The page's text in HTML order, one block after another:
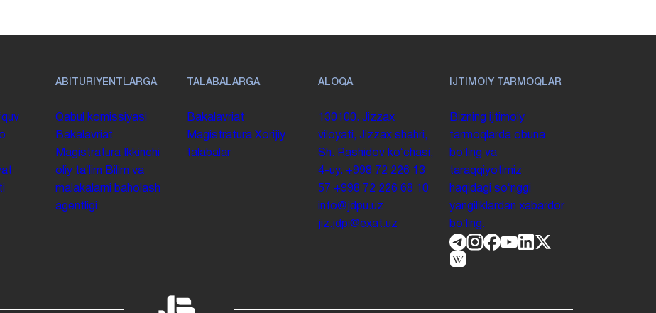
ABITURIYENTLARGA
Qabul komissiyasi
Bakalavriat
Magistratura
Ikkinchi
oliy taʼlim Bilim va
malakalarni baholash
agentligi
TALABALARGA
Bakalavriat
Magistratura Xorijiy
talabalar
ALOQA
130100. Jizzax
viloyati, Jizzax shahri,
Sh. Rashidov koʻchasi,
4-uy. +998 72 226 13
57 +998 72 226 68 10
info@jdpu.uz
jiz.jdpi@exat.uz
IJTIMOIY TARMOQLAR
Bizning ijtimoiy
tarmoqlarda obuna
boʻling va
taraqqiyotimiz
haqidagi soʻnggi
yangiliklardan xabardor
boʻling.